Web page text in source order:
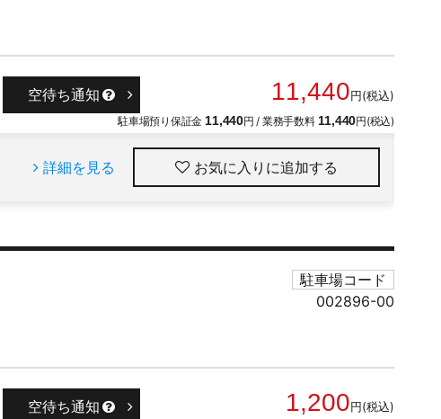
11,440円(税込)
駐車場預り保証金 11,440円 / 業務手数料 11,440円(税込)
空待ち通知
詳細を見る お気に入りに追加
駐車場コード
002896-00
1,200円(税込)
空待ち通知